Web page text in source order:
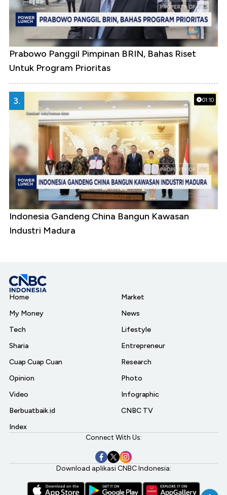
Prabowo Panggil Pimpinan BRIN, Bahas Riset
Untuk Program Prioritas
01:10
3.
Indonesia Gandeng China Bangun Kawasan
Industri Madura
Home
My Money
Tech
Sharia
Cuap Cuap Cuan
Opinion
Video
Berbuatbaik.id
Index
Market
News
Lifestyle
Entrepreneur
Research
Photo
Infographic
CNBC TV
Connect With Us:
Download aplikasi CNBC Indonesia: